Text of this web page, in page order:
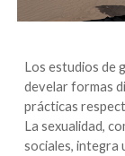
Los estudios de
develar formas
prácticas
La sexualidad,
sociales, integra